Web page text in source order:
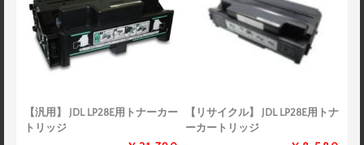
【汎用】 JDL LP28E用トナーカー
トリッジ
【リサイクル】 JDL LP28E用トナ
ーカートリッジ